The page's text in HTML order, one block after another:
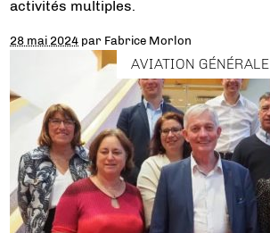
activités multiples.
28 mai 2024 par Fabrice Morlon
AVIATION GÉNÉRALE